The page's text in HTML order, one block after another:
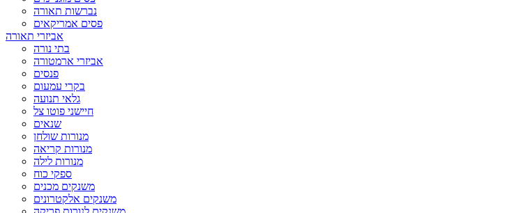
נברשות תאורה
פסים אמריקאים
אביזרי תאורה
בתי נורה
אביזרי ארמטורה
פנסים
בקרי עמעום
גלאי תנועה
חיישני פוטו צל
שנאים
מנורות שולחן
מנורות קריאה
מנורות לילה
ספקי כוח
משנקים מכנים
משנקים אלקטרונים